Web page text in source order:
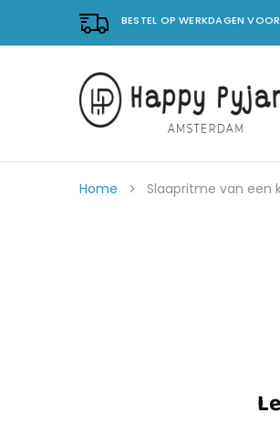
BESTEL OP WERKDAGEN
Happy
Pyjama's
No.
pyjama's.
Home Slaapritme van een